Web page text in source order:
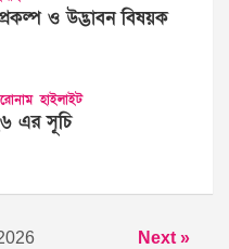
ও উদ্ভাবন বিষয়ক
হাইলাইট
এর সূচি
Next »